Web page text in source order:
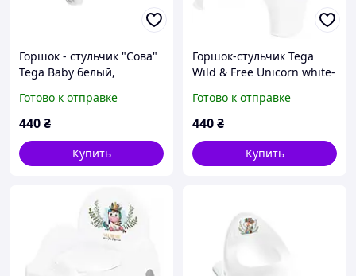
Горшок - стульчик "Сова"
Tega Baby белый,
Готово к отправке
440₴
Купить
Горшок-стульчик Tega
Wild & Free Unicorn white-
Готово к отправке
440₴
Купить